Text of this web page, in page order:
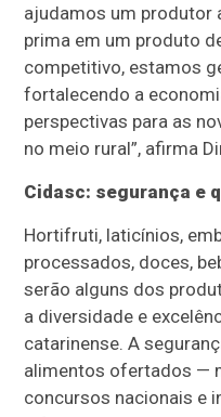
ajudamos um produtor
prima em um produto
competitivo, estamos
fortalecendo a
perspectivas para as
no meio rural”, afirma
Cidasc: segurança e
Hortifruti, laticínios,
processados, doces,
serão alguns dos
a diversidade e
catarinense. A
alimentos ofertados —
concursos nacionais e